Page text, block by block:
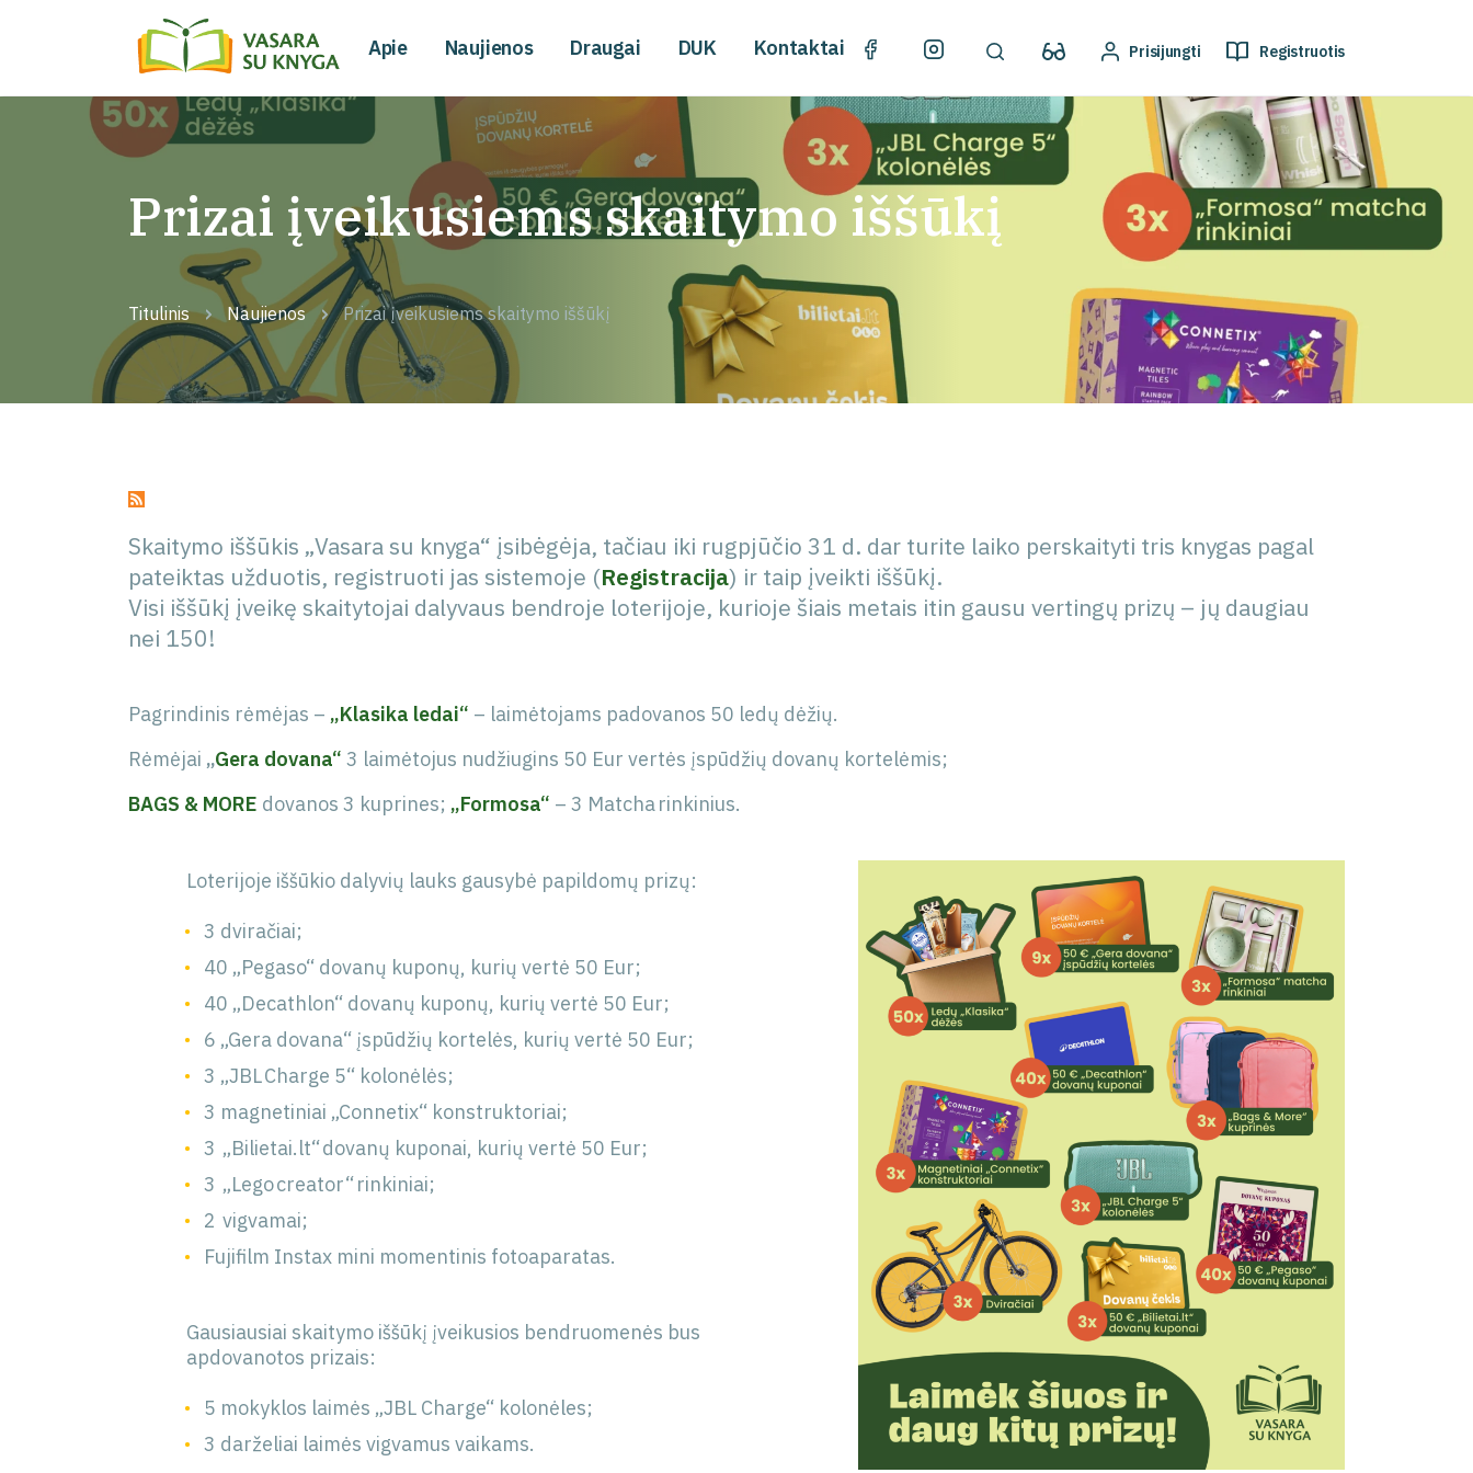
Apie Naujienos Draugai DUK Kontaktai Prisijungti Registruotis
Prizai įveikusiems skaitymo iššūkį
Titulinis Naujienos Prizai įveikusiems skaitymo iššūkį
Skaitymo iššūkis „Vasara su knyga“ įsibėgėja, tačiau iki rugpjūčio 31 d. dar turite laiko perskaityti tris knygas pagal
pateiktas užduotis, registruoti jas sistemoje (Registracija) ir taip įveikti iššūkį.
Visi iššūkį įveikę skaitytojai dalyvaus bendroje loterijoje, kurioje šiais metais itin gausu vertingų prizų – jų daugiau
nei 150!
Pagrindinis rėmėjas – „Klasika ledai“ – laimėtojams padovanos 50 ledų dėžių.
Rėmėjai „Gera dovana“ 3 laimėtojus nudžiugins 50 Eur vertės įspūdžių dovanų kortelėmis;
BAGS & MORE dovanos 3 kuprines; „Formosa“ – 3 Matcha rinkinius.
Loterijoje iššūkio dalyvių lauks gausybė papildomų prizų:
3 dviračiai;
40 „Pegaso“ dovanų kuponų, kurių vertė 50 Eur;
40 „Decathlon“ dovanų kuponų, kurių vertė 50 Eur;
6 „Gera dovana“ įspūdžių kortelės, kurių vertė 50 Eur;
3 „JBL Charge 5“ kolonėlės;
3 magnetiniai „Connetix“ konstruktoriai;
3 „Bilietai.lt“ dovanų kuponai, kurių vertė 50 Eur;
3 „Lego creator“ rinkiniai;
2 vigvamai;
Fujifilm Instax mini momentinis fotoaparatas.
Gausiausiai skaitymo iššūkį įveikusios bendruomenės bus
apdovanotos prizais:
5 mokyklos laimės „JBL Charge“ kolonėles;
3 darželiai laimės vigvamus vaikams.